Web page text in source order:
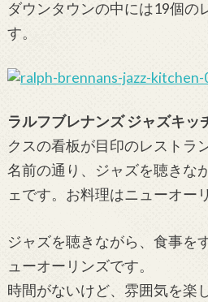
ダウンタウンの中には19個の
す。
ラルフブレナンズ ジャズキッ
クスの看板が目印のレストラン
名前の通り、ジャズを聴きな
ェです。お料理はニューオー
ジャズを聴きながら、食事を
ューオーリンズです。
時間がないけど、雰囲気を楽